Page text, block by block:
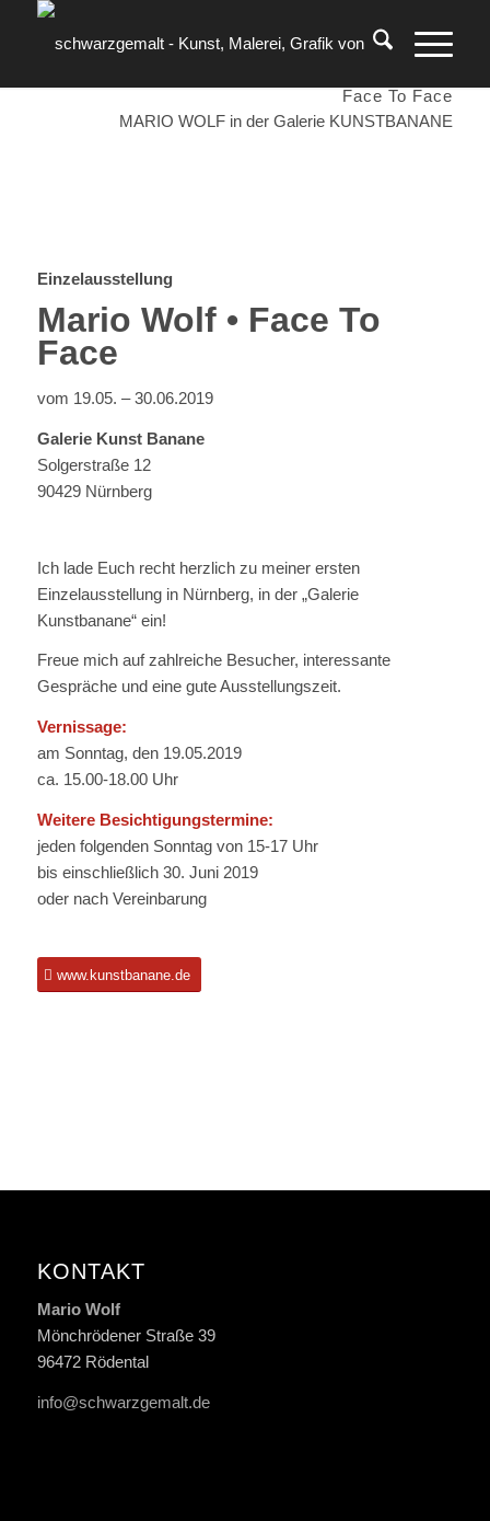
Face To Face
MARIO WOLF in der Galerie KUNSTBANANE
Einzelausstellung
Mario Wolf • Face To
Face
vom 19.05. – 30.06.2019
Galerie Kunst Banane
Solgerstraße 12
90429 Nürnberg
Ich lade Euch recht herzlich zu meiner ersten
Einzelausstellung in Nürnberg, in der „Galerie
Kunstbanane“ ein!
Freue mich auf zahlreiche Besucher, interessante
Gespräche und eine gute Ausstellungszeit.
Vernissage:
am Sonntag, den 19.05.2019
ca. 15.00-18.00 Uhr
Weitere Besichtigungstermine:
jeden folgenden Sonntag von 15-17 Uhr
bis einschließlich 30. Juni 2019
oder nach Vereinbarung
www.kunstbanane.de
KONTAKT
Mario Wolf
Mönchrödener Straße 39
96472 Rödental
info@schwarzgemalt.de